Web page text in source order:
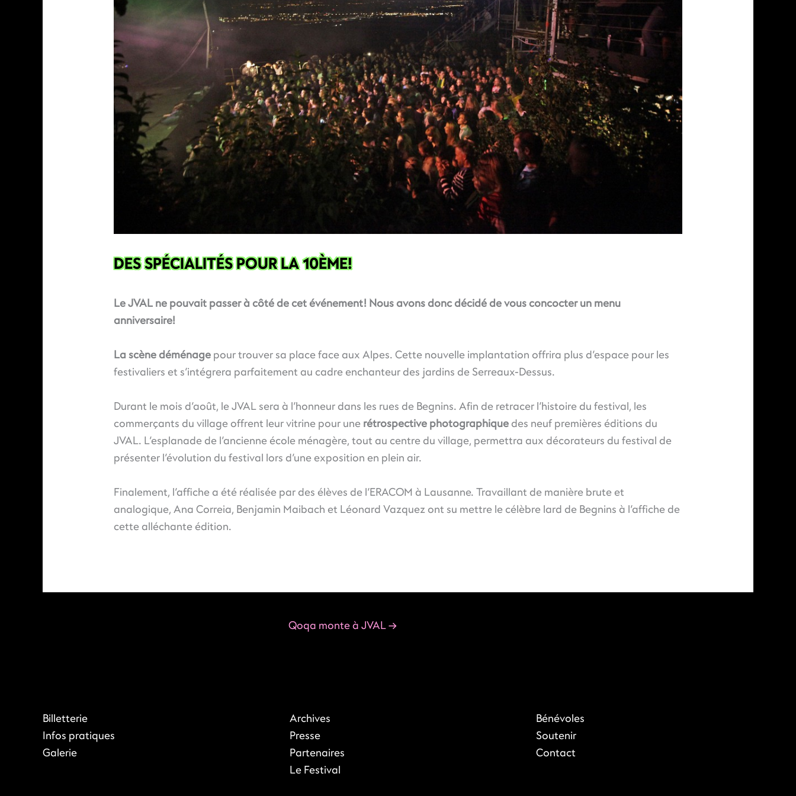
DES SPÉCIALITÉS POUR LA 10ÈME!
Le JVAL ne pouvait passer à côté de cet événement! Nous avons donc décidé de vous concocter un menu
anniversaire!
La scène déménage pour trouver sa place face aux Alpes. Cette nouvelle implantation offrira plus d’espace pour les
festivaliers et s’intégrera parfaitement au cadre enchanteur des jardins de Serreaux-Dessus.
Durant le mois d’août, le JVAL sera à l’honneur dans les rues de Begnins. Afin de retracer l’histoire du festival, les
commerçants du village offrent leur vitrine pour une rétrospective photographique des neuf premières éditions du
JVAL. L’esplanade de l’ancienne école ménagère, tout au centre du village, permettra aux décorateurs du festival de
présenter l’évolution du festival lors d’une exposition en plein air.
Finalement, l’affiche a été réalisée par des élèves de l’ERACOM à Lausanne. Travaillant de manière brute et
analogique, Ana Correia, Benjamin Maibach et Léonard Vazquez ont su mettre le célèbre lard de Begnins à l’affiche de
cette alléchante édition.
Qoqa monte à JVAL→
Billetterie
Infos pratiques
Galerie
Archives
Presse
Partenaires
Le Festival
Bénévoles
Soutenir
Contact